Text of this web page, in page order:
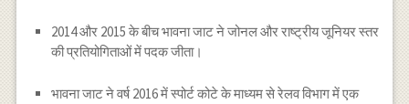
2014 और 2015 के बीच भावना जाट ने जोनल और राष्ट्रीय जूनियर स्तर
की प्रतियोगिताओं में पदक जीता।
भावना जाट ने वर्ष 2016 में स्पोर्ट कोटे के माध्यम से रेलव विभाग में एक